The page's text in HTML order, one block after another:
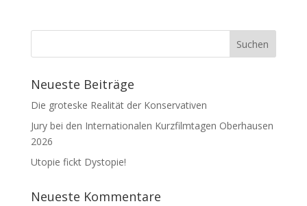
Neueste Beiträge
Die groteske Realität der Konservativen
Jury bei den Internationalen Kurzfilmtagen Oberhausen
2026
Utopie fickt Dystopie!
Neueste Kommentare